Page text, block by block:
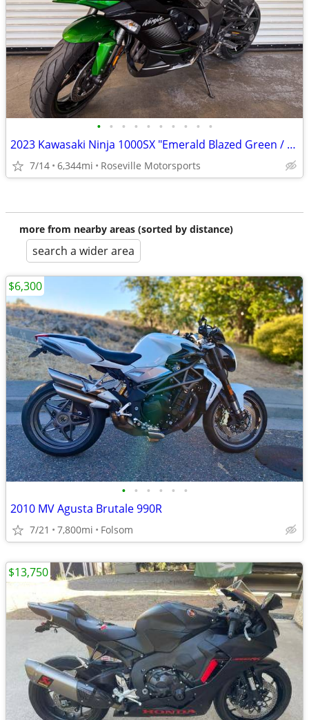
• • • • • • • • • •
2023 Kawasaki Ninja 1000SX "Emerald Blazed Green / Black"
7/14 6,344mi Roseville Motorsports
more from nearby areas (sorted by distance)
search a wider area
• • • • • •
2010 MV Agusta Brutale 990R
7/21 7,800mi Folsom
$6,300
$13,750